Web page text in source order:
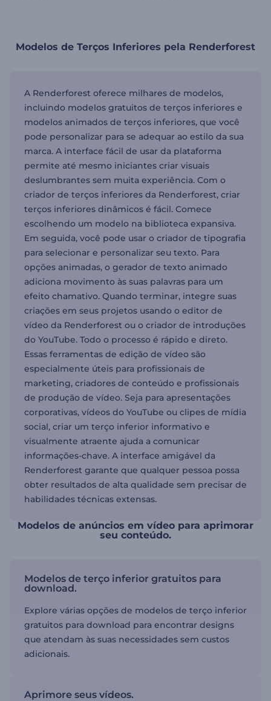
Modelos de Terços Inferiores pela Renderforest
A Renderforest oferece milhares de modelos,
incluindo modelos gratuitos de terços inferiores e
modelos animados de terços inferiores, que você
pode personalizar para se adequar ao estilo da sua
marca. A interface fácil de usar da plataforma
permite até mesmo iniciantes criar visuais
deslumbrantes sem muita experiência. Com o
criador de terços inferiores da Renderforest, criar
terços inferiores dinâmicos é fácil. Comece
escolhendo um modelo na biblioteca expansiva.
Em seguida, você pode usar o criador de tipografia
para selecionar e personalizar seu texto. Para
opções animadas, o gerador de texto animado
adiciona movimento às suas palavras para um
efeito chamativo. Quando terminar, integre suas
criações em seus projetos usando o editor de
vídeo da Renderforest ou o criador de introduções
do YouTube. Todo o processo é rápido e direto.
Essas ferramentas de edição de vídeo são
especialmente úteis para profissionais de
marketing, criadores de conteúdo e profissionais
de produção de vídeo. Seja para apresentações
corporativas, vídeos do YouTube ou clipes de mídia
social, criar um terço inferior informativo e
visualmente atraente ajuda a comunicar
informações-chave. A interface amigável da
Renderforest garante que qualquer pessoa possa
obter resultados de alta qualidade sem precisar de
habilidades técnicas extensas.
Modelos de anúncios em vídeo para aprimorar
seu conteúdo.
Modelos de terço inferior gratuitos para
download.
Explore várias opções de modelos de terço inferior
gratuitos para download para encontrar designs
que atendam às suas necessidades sem custos
adicionais.
Aprimore seus vídeos.